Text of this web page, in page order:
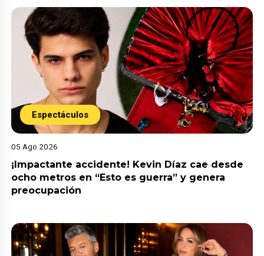
Espectáculos
05 Ago 2026
¡Impactante accidente! Kevin Díaz cae desde
ocho metros en “Esto es guerra” y genera
preocupación